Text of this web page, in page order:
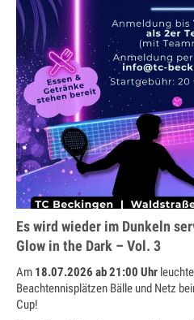
Mannschaftstraining
Medenspiele 2025
Jugendmannschaften
Seniorenmannschaften
SaarLorLux HobbyTour
Turniere
Senioren Cup
Saar-Lor-Lux Casino Cup
Es wird wieder im Dunkeln
Glow in the Dark – Vol. 3
Am 18.07.2026 ab 21:00 Uhr
Beachtennisplätzen Bälle und Netz
Cup!